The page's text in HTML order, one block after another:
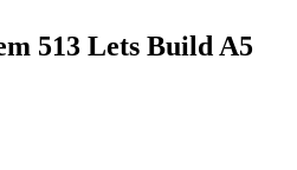
513 Lets Build A5